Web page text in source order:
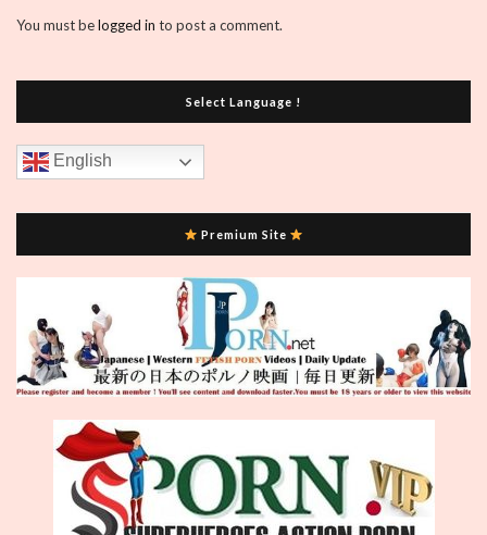
You must belogged in to post a comment.
Select Language !
English
Premium Site